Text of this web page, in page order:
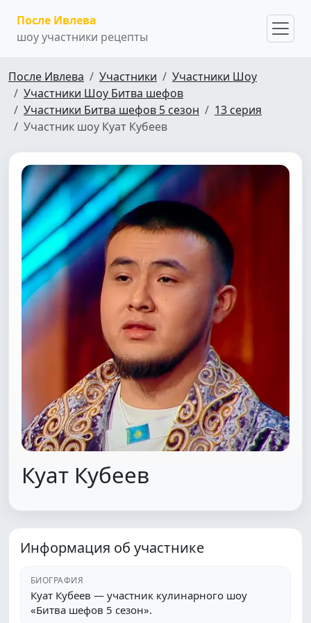
После Ивлева
шоу участники рецепты
После Ивлева Участники
Участники Шоу
Участники Шоу Битва шефов
Участники Битва шефов 5 сезон
13 серия
Участник шоу Куат Кубеев
Куат Кубеев
Информация об участнике
БИОГРАФИЯ
Куат Кубеев — участник кулинарного шоу
«Битва шефов 5 сезон».